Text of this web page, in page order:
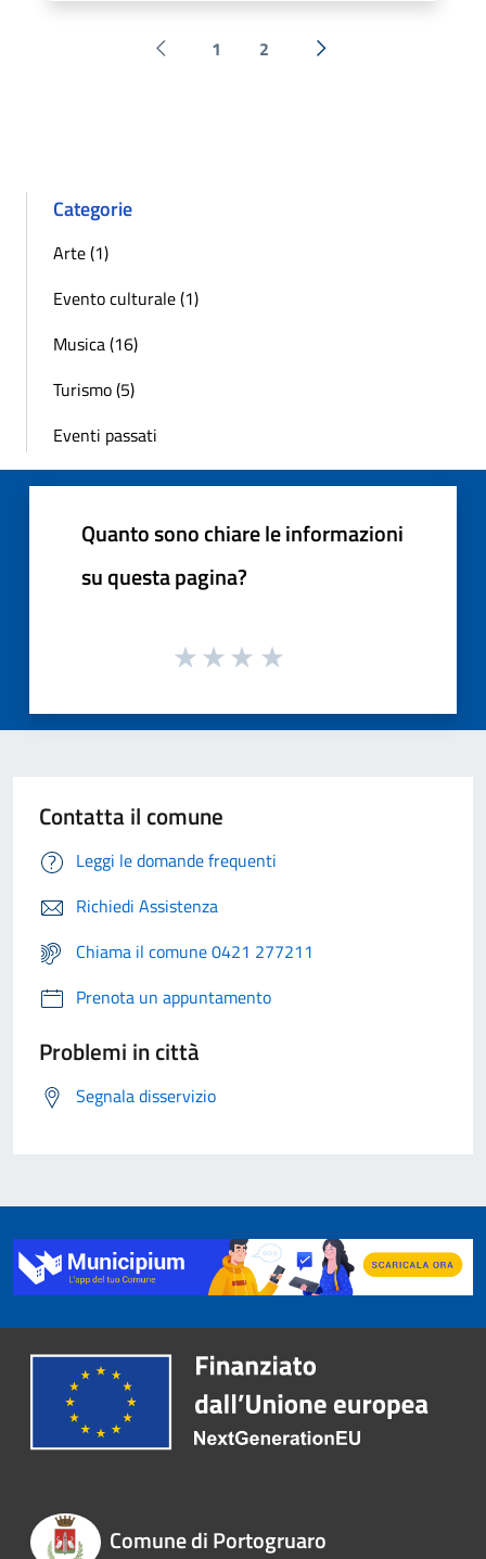
Pagina precedente
1 2 Successiva »
Categorie
Arte (1)
Evento culturale (1)
Musica (16)
Turismo (5)
Eventi passati
Quanto sono chiare le informazioni
su questa pagina?
Contatta il comune
Leggi le domande frequenti
Richiedi Assistenza
Chiama il comune 0421 277211
Prenota un appuntamento
Problemi in città
Segnala disservizio
Comune di Portogruaro